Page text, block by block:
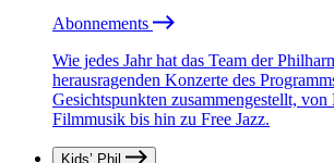
Abonnements
Wie jedes Jahr hat das Team der
herausragenden Konzerte des
Gesichtspunkten zusammengestellt,
Filmmusik bis hin zu Free Jazz.
Kids’ Phil